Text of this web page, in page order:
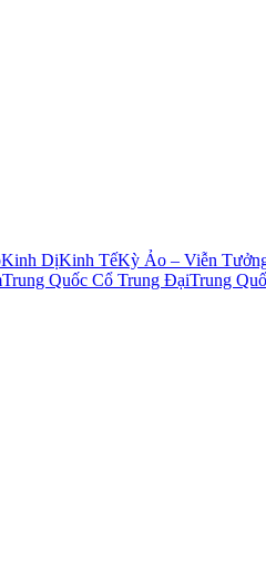
Kinh DịKinh TếKỳ Ảo – Viễn
Trung Quốc Cổ Trung ĐạiTrung